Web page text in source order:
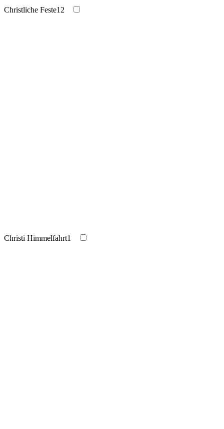
Christliche Feste12
Christi Himmelfahrt1